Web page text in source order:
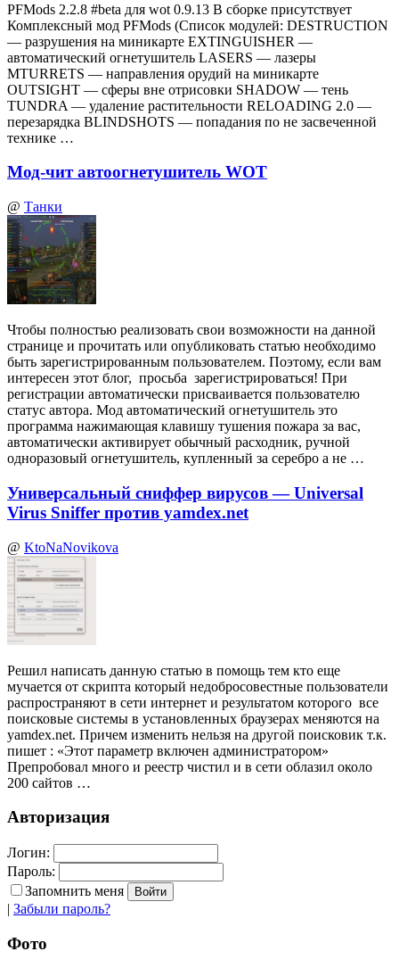
PFMods 2.2.8 #beta для wot 0.9.13 В сборке присутствует
Комплексный мод PFMods (Список модулей: DESTRUCTION
— разрушения на миникарте EXTINGUISHER —
автоматический огнетушитель LASERS — лазеры
MTURRETS — направления орудий на миникарте
OUTSIGHT — сферы вне отрисовки SHADOW — тень
TUNDRA — удаление растительности RELOADING 2.0 —
перезарядка BLINDSHOTS — попадания по не засвеченной
технике …
Мод-чит автоогнетушитель WOT
@ Танки
Чтобы полностью реализовать свои возможности на данной
странице и прочитать или опубликовать статью необходимо
быть зарегистрированным пользователем. Поэтому, если вам
интересен этот блог, просьба зарегистрироваться! При
регистрации автоматически присваивается пользователю
статус автора. Мод автоматический огнетушитель это
программа нажимающая клавишу тушения пожара за вас,
автоматически активирует обычный расходник, ручной
одноразовый огнетушитель, купленный за серебро а не …
Универсальный сниффер вирусов — Universal
Virus Sniffer против yamdex.net
@ KtoNaNovikova
Решил написать данную статью в помощь тем кто еще
мучается от скрипта который недобросовестные пользователи
распространяют в сети интернет и результатом которого все
поисковые системы в установленных браузерах меняются на
yamdex.net. Причем изменить нельзя на другой поисковик т.к.
пишет : «Этот параметр включен администратором»
Препробовал много и реестр чистил и в сети облазил около
200 сайтов …
Авторизация
Логин:
Пароль:
Запомнить меня
| Забыли пароль?
Фото